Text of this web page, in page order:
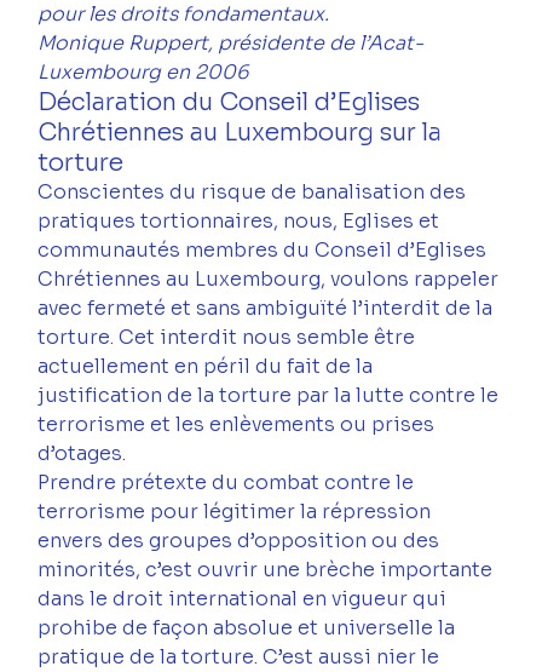
pour les droits fondamentaux.
Monique Ruppert, présidente de l’Acat-
Luxembourg en 2006
Déclaration du Conseil d’Eglises
Chrétiennes au Luxembourg sur la
torture
Conscientes du risque de banalisation des
pratiques tortionnaires, nous, Eglises et
communautés membres du Conseil d’Eglises
Chrétiennes au Luxembourg, voulons rappeler
avec fermeté et sans ambiguïté l’interdit de la
torture. Cet interdit nous semble être
actuellement en péril du fait de la
justification de la torture par la lutte contre le
terrorisme et les enlèvements ou prises
d’otages.
Prendre prétexte du combat contre le
terrorisme pour légitimer la répression
envers des groupes d’opposition ou des
minorités, c’est ouvrir une brèche importante
dans le droit international en vigueur qui
prohibe de façon absolue et universelle la
pratique de la torture. C’est aussi nier le